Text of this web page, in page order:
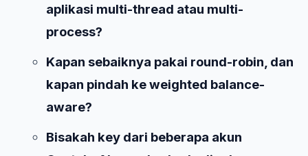
aplikasi multi-thread atau multi-
process?
Kapan sebaiknya pakai round-robin, dan
kapan pindah ke weighted balance-
aware?
Bisakah key dari beberapa akun